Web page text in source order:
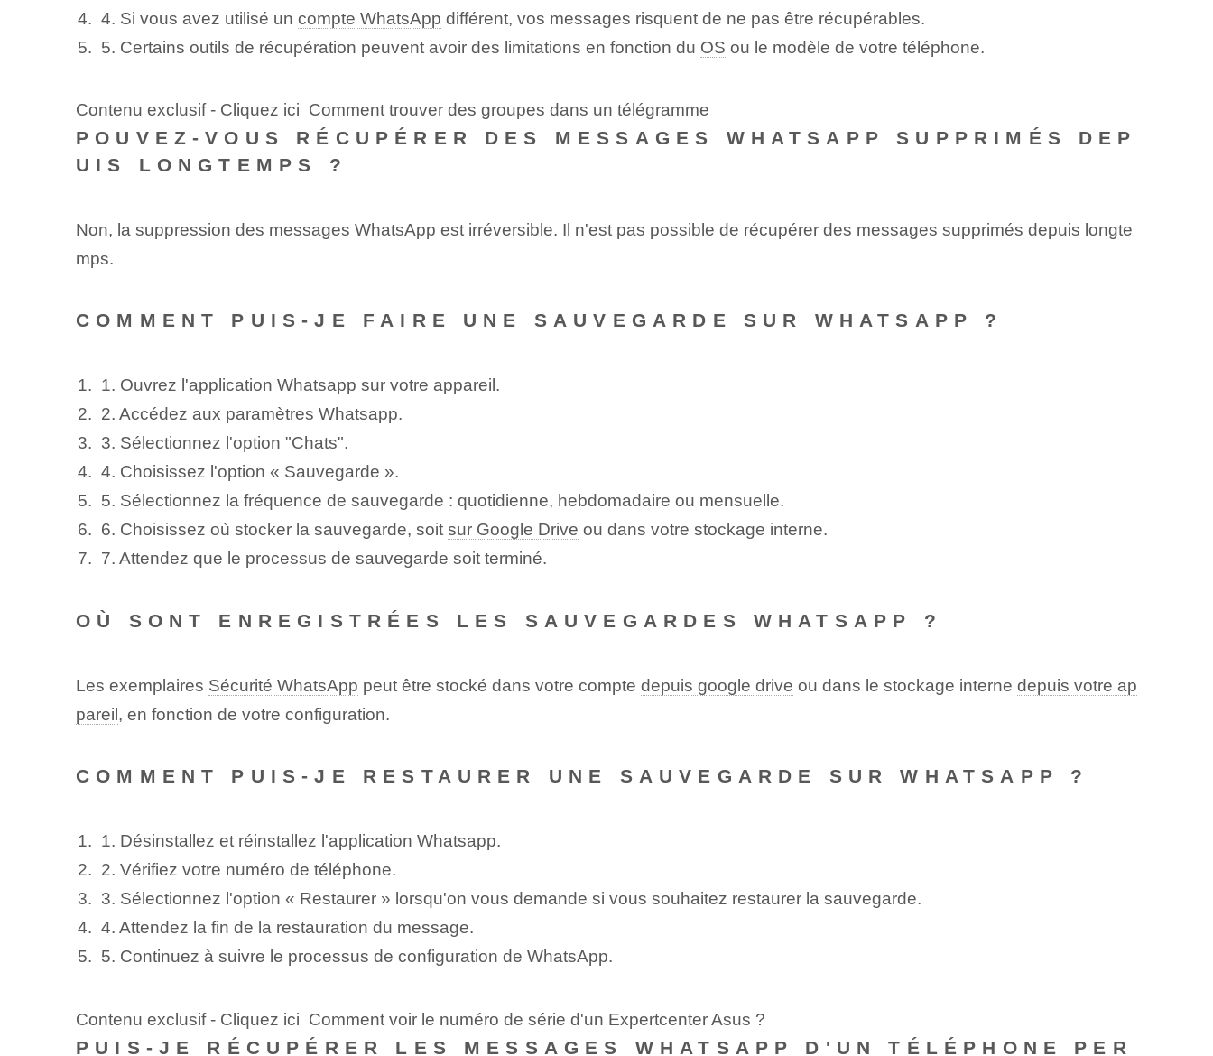
4. Si vous avez utilisé un compte WhatsApp différent, vos messages risquent de ne pas être récupérables.
5. Certains outils de récupération peuvent avoir des limitations en fonction du OS ou le modèle de votre téléphone.
Contenu exclusif - Cliquez ici Comment trouver des groupes dans un télégramme
POUVEZ-VOUS RÉCUPÉRER DES MESSAGES WHATSAPP SUPPRIMÉS DEP
UIS LONGTEMPS ?
Non, la suppression des messages WhatsApp est irréversible. Il n'est pas possible de récupérer des messages supprimés depuis longte
mps.
COMMENT PUIS-JE FAIRE UNE SAUVEGARDE SUR WHATSAPP ?
1. Ouvrez l'application Whatsapp sur votre appareil.
2. Accédez aux paramètres Whatsapp.
3. Sélectionnez l'option "Chats".
4. Choisissez l'option « Sauvegarde ».
5. Sélectionnez la fréquence de sauvegarde : quotidienne, hebdomadaire ou mensuelle.
6. Choisissez où stocker la sauvegarde, soit sur Google Drive ou dans votre stockage interne.
7. Attendez que le processus de sauvegarde soit terminé.
OÙ SONT ENREGISTRÉES LES SAUVEGARDES WHATSAPP ?
Les exemplaires Sécurité WhatsApp peut être stocké dans votre compte depuis google drive ou dans le stockage interne depuis votre ap
pareil, en fonction de votre configuration.
COMMENT PUIS-JE RESTAURER UNE SAUVEGARDE SUR WHATSAPP ?
1. Désinstallez et réinstallez l'application Whatsapp.
2. Vérifiez votre numéro de téléphone.
3. Sélectionnez l'option « Restaurer » lorsqu'on vous demande si vous souhaitez restaurer la sauvegarde.
4. Attendez la fin de la restauration du message.
5. Continuez à suivre le processus de configuration de WhatsApp.
Contenu exclusif - Cliquez ici Comment voir le numéro de série d'un Expertcenter Asus ?
PUIS-JE RÉCUPÉRER LES MESSAGES WHATSAPP D'UN TÉLÉPHONE PER